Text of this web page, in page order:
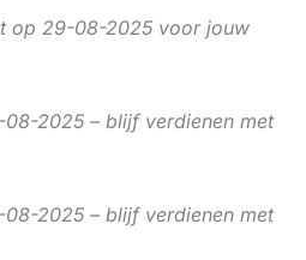
op 29-08-2025 voor jouw
2025 – blijf verdienen met
2025 – blijf verdienen met